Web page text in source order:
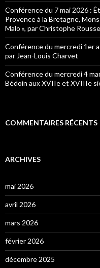
Conférence du 7 mai 2026 :
Provence à la Bretagne,
Malo », par Christophe
Conférence du mercredi 1er
par Jean-Louis Charvet
Conférence du mercredi 4
Bédoin aux XVIIe et XVIIIe
COMMENTAIRES RÉCENTS
ARCHIVES
mai 2026
avril 2026
mars 2026
février 2026
décembre 2025